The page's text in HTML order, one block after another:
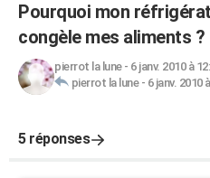
Pourquoi mon
congèle mes aliments ?
pierrot la lune- 6 janv. 2010 à
pierrot la lune- 6 janv. 2010
5 réponses